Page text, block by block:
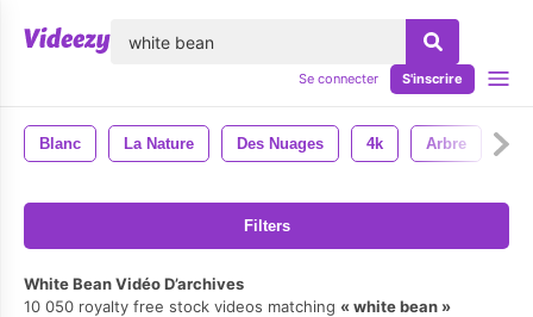
Se connecter S'inscrire
Blanc La Nature Des Nuages 4k Arbre
Filters
White Bean Vidéo D’archives
10 050 royalty free stock videos matching
white bean